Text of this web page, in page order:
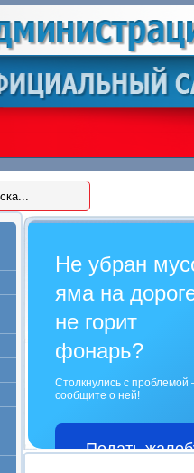
Не убран
яма на
не горит
фонарь?
Столкнулись с
сообщите о ней!
Подать